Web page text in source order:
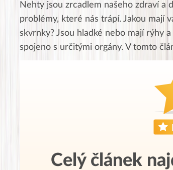
Nehty jsou zrcadlem našeho zdraví a
problémy, které nás trápí. Jakou mají
skvrnky? Jsou hladké nebo mají rýhy
spojeno s určitými orgány. V tomto
Celý článek